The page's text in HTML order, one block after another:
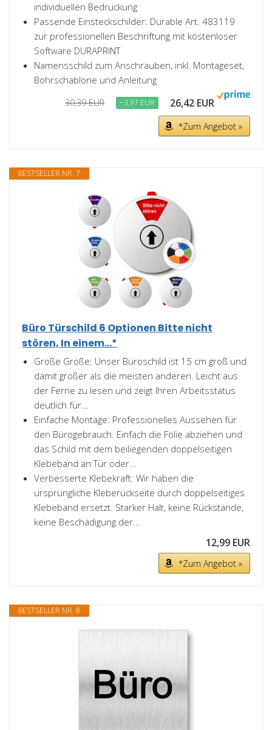
individuellen Bedruckung
Passende Einsteckschilder: Durable Art. 483119
zur professionellen Beschriftung mit kostenloser
Software DURAPRINT
Namensschild zum Anschrauben, inkl. Montageset,
Bohrschablone und Anleitung
30,39 EUR −3,97 EUR 26,42 EUR
*Zum Angebot »
BESTSELLER NR. 7
Büro Türschild 6 Optionen Bitte nicht
stören, In einem...*
Große Größe: Unser Büroschild ist 15 cm groß und
damit größer als die meisten anderen. Leicht aus
der Ferne zu lesen und zeigt Ihren Arbeitsstatus
deutlich für...
Einfache Montage: Professionelles Aussehen für
den Bürogebrauch. Einfach die Folie abziehen und
das Schild mit dem beiliegenden doppelseitigen
Klebeband an Tür oder...
Verbesserte Klebekraft: Wir haben die
ursprüngliche Kleberückseite durch doppelseitiges
Klebeband ersetzt. Starker Halt, keine Rückstände,
keine Beschädigung der...
12,99 EUR
*Zum Angebot »
BESTSELLER NR. 8